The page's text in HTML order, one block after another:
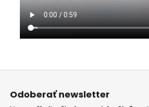
Odoberať newsletter